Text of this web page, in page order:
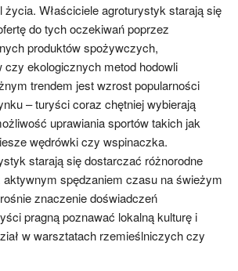
Właściciele agroturystyk starają się
do tych oczekiwań poprzez
produktów spożywczych,
czy ekologicznych metod hodowli
trendem jest wzrost popularności
– turyści coraz chętniej wybierają
uprawiania sportów takich jak
wędrówki czy wspinaczka.
starają się dostarczać różnorodne
spędzaniem czasu na świeżym
znaczenie doświadczeń
pragną poznawać lokalną kulturę i
w warsztatach rzemieślniczych czy